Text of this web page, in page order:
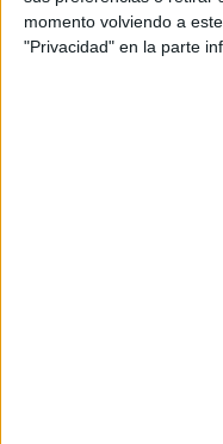
momento volviendo a
"Privacidad" en la parte